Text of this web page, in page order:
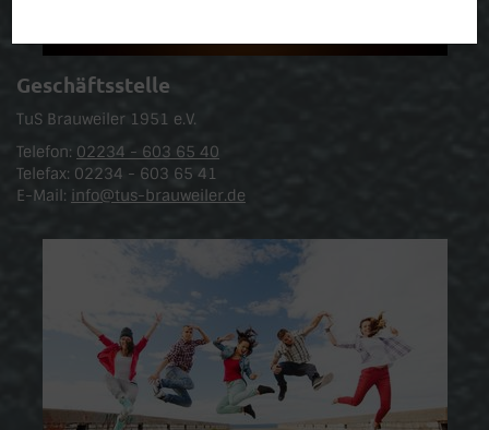
Geschäftsstelle
TuS Brauweiler 1951 e.V.
Telefon: 02234 - 603 65 40
Telefax: 02234 - 603 65 41
E-Mail: info@tus-brauweiler.de